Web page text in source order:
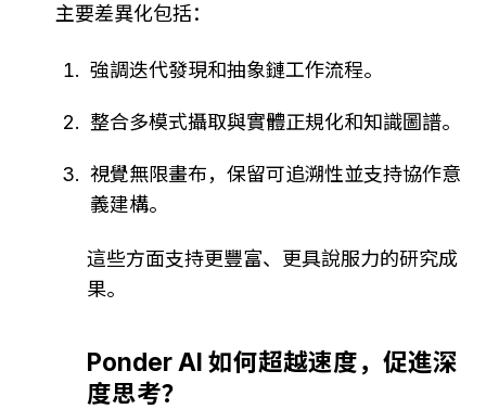
主要差異化包括：
強調迭代發現和抽象鏈工作流程。
整合多模式攝取與實體正規化和知識圖譜。
視覺無限畫布，保留可追溯性並支持協作意
義建構。
這些方面支持更豐富、更具說服力的研究成
果。
Ponder AI 如何超越速度，促進深
度思考？